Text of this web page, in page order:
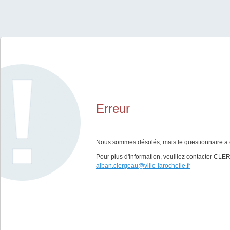
Erreur
Nous sommes désolés, mais le questionnaire
Pour plus d'information, veuillez contacter
alban.clergeau@ville-larochelle.fr